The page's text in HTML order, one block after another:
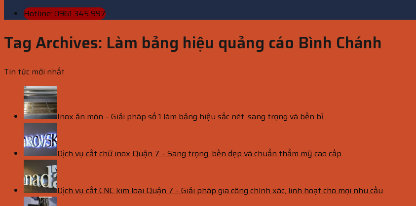
Hotline: 0961 345 997
Tag Archives: Làm bảng hiệu quảng cáo Bình Chánh
Tin tức mới nhất
Inox ăn mòn – Giải pháp số 1 làm bảng hiệu sắc nét, sang trọng và bền bỉ
Dịch vụ cắt chữ inox Quận 7 – Sang trọng, bền đẹp và chuẩn thẩm mỹ cao cấp
Dịch vụ cắt CNC kim loại Quận 7 – Giải pháp gia công chính xác, linh hoạt cho mọi nhu cầu